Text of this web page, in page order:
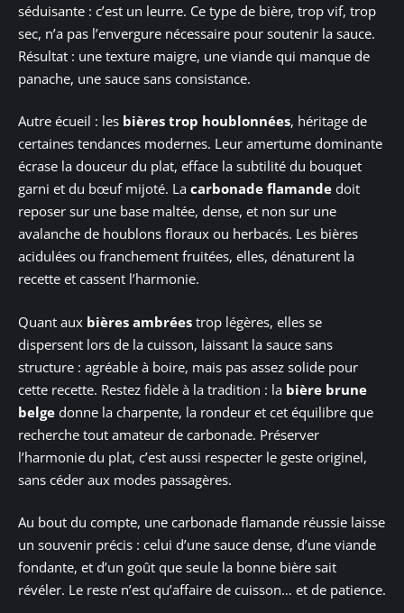
séduisante : c’est un leurre. Ce type de bière, trop vif, trop
sec, n’a pas l’envergure nécessaire pour soutenir la sauce.
Résultat : une texture maigre, une viande qui manque de
panache, une sauce sans consistance.
Autre écueil : les bières trop houblonnées, héritage de
certaines tendances modernes. Leur amertume dominante
écrase la douceur du plat, efface la subtilité du bouquet
garni et du bœuf mijoté. La carbonade flamande doit
reposer sur une base maltée, dense, et non sur une
avalanche de houblons floraux ou herbacés. Les bières
acidulées ou franchement fruitées, elles, dénaturent la
recette et cassent l’harmonie.
Quant aux bières ambrées trop légères, elles se
dispersent lors de la cuisson, laissant la sauce sans
structure : agréable à boire, mais pas assez solide pour
cette recette. Restez fidèle à la tradition : la bière brune
belge donne la charpente, la rondeur et cet équilibre que
recherche tout amateur de carbonade. Préserver
l’harmonie du plat, c’est aussi respecter le geste originel,
sans céder aux modes passagères.
Au bout du compte, une carbonade flamande réussie laisse
un souvenir précis : celui d’une sauce dense, d’une viande
fondante, et d’un goût que seule la bonne bière sait
révéler. Le reste n’est qu’affaire de cuisson… et de patience.